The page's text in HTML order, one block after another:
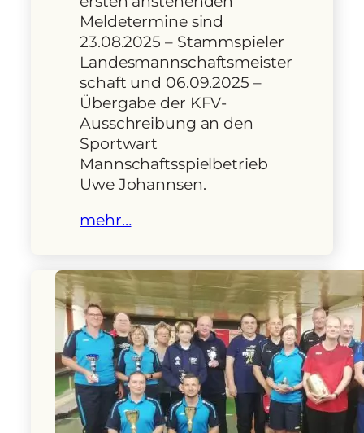
Meldetermine sind
23.08.2025 – Stammspieler
Landesmannschaftsmeister
schaft und 06.09.2025 –
Übergabe der KFV-
Ausschreibung an den
Sportwart
Mannschaftsspielbetrieb
Uwe Johannsen.
mehr…